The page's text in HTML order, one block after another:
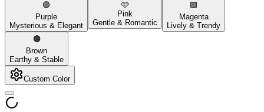
🟣
Purple
Mysterious & Elegant
🩷
Pink
Gentle & Romantic
🟪
Magenta
Lively & Trendy
🟤
Brown
Earthy & Stable
Custom Color